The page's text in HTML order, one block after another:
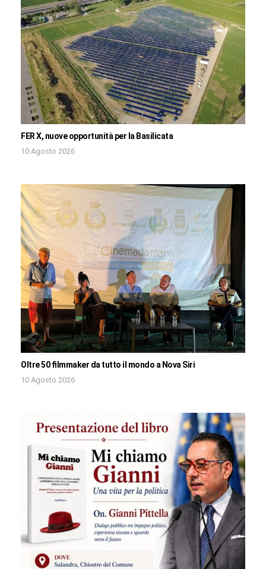
FER X, nuove opportunità per la Basilicata
10 Agosto 2026
Oltre 50 filmmaker da tutto il mondo a Nova Siri
10 Agosto 2026